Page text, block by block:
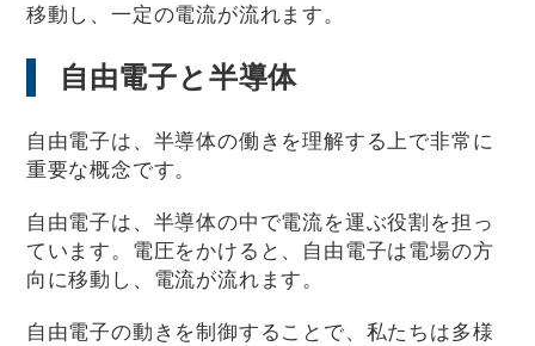
移動し、一定の電流が流れます。
自由電子と半導体
自由電子は、半導体の働きを理解する上で非常に
重要な概念です。
自由電子は、半導体の中で電流を運ぶ役割を担っ
ています。電圧をかけると、自由電子は電場の方
向に移動し、電流が流れます。
自由電子の動きを制御することで、私たちは多様